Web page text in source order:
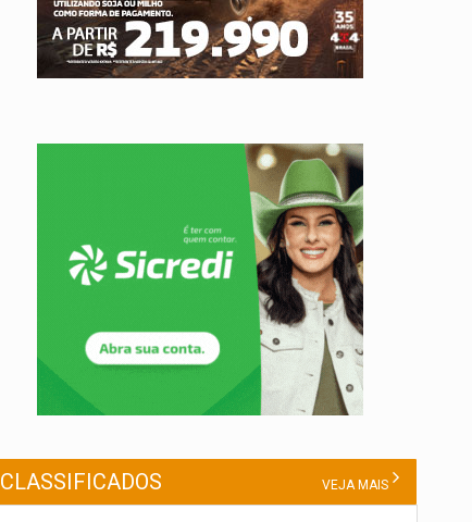
CLASSIFICADOS VEJA MAIS